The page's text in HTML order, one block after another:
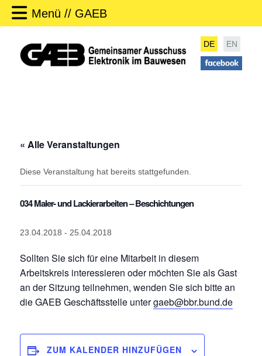
Menü // GAEB
DE EN
« Alle Veranstaltungen
Diese Veranstaltung hat bereits stattgefunden.
034 Maler- und Lackierarbeiten – Beschichtungen
23.04.2018 - 25.04.2018
Sollten Sie sich für eine Mitarbeit in diesem
Arbeitskreis interessieren oder möchten Sie als Gast
an der Sitzung teilnehmen, wenden Sie sich bitte an
die GAEB Geschäftsstelle untergaeb@bbr.bund.de
ZUM KALENDER HINZUFÜGEN